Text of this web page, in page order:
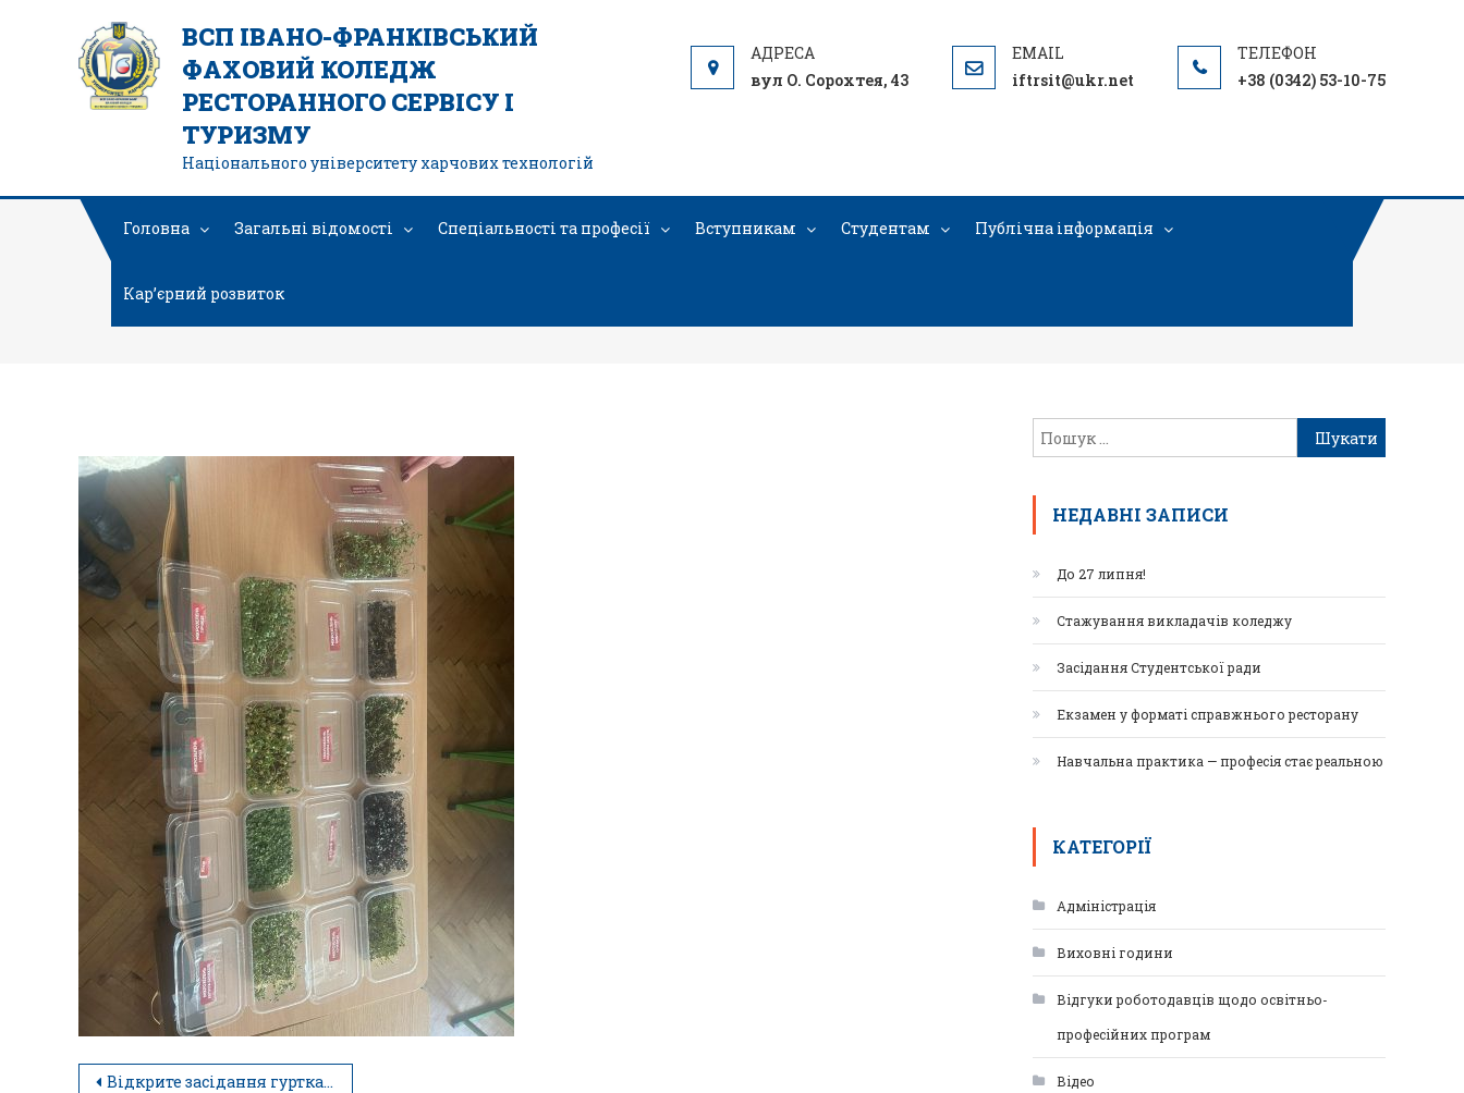
ВСП ІВАНО-ФРАНКІВСЬКИЙ
ФАХОВИЙ КОЛЕДЖ
РЕСТОРАННОГО СЕРВІСУ І
ТУРИЗМУ
Національного університету харчових технологій
вул О. Сорохтея, 43 iftrsit@ukr.net +38 (0342) 53-10-75
Головна Загальні відомості Спеціальності та професії Вступникам Студентам Публічна інформація
Кар’єрний розвиток
Відкрите засідання гуртка «ЕКСПЕРИМЕНТАТОР»
НЕДАВНІ ЗАПИСИ
До 27 липня!
Стажування викладачів коледжу
Засідання Студентської ради
Екзамен у форматі справжнього ресторану
Навчальна практика — професія стає реальною
КАТЕГОРІЇ
Адміністрація
Виховні години
Відгуки роботодавців щодо освітньо-
професійних програм
Відео